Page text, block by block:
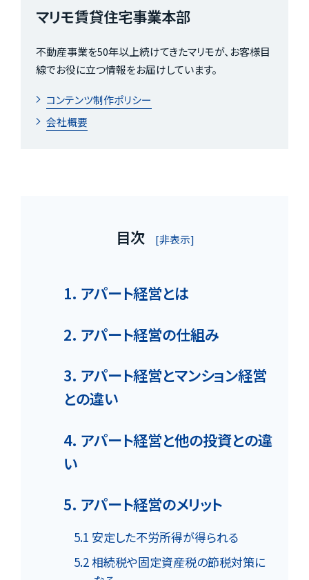
マリモ賃貸住宅事業本部
不動産事業を50年以上続けてきたマリモが、お客様目
線でお役に立つ情報をお届けしています。
コンテンツ制作ポリシー
会社概要
目次 [非表示]
1. アパート経営とは
2. アパート経営の仕組み
3. アパート経営とマンション経営
との違い
4. アパート経営と他の投資との違
い
5. アパート経営のメリット
5.1 安定した不労所得が得られる
5.2 相続税や固定資産税の節税対策に